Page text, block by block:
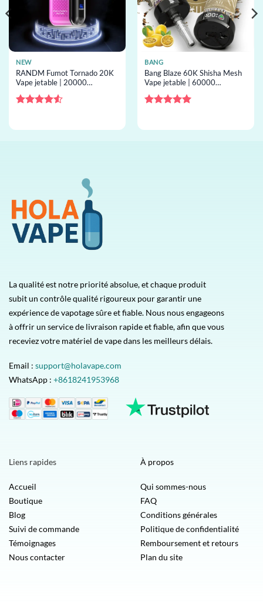
NEW
RANDM Fumot Tornado 20K
Vape jetable | 20000
résistance mesh, vape jetable
BANG
Bang Blaze 60K Shisha Mesh
Vape jetable | 60000
jetable en gros
La qualité est notre priorité absolue, et chaque produit
subit un contrôle qualité rigoureux pour garantir une
expérience de vapotage sûre et fiable. Nous nous engageons
à offrir un service de livraison rapide et fiable, afin que vous
receviez votre matériel de vape dans les meilleurs délais.
Email : support@holavape.com
WhatsApp : +8618241953968
Liens rapides
Accueil
Boutique
Blog
Suivi de commande
Témoignages
Nous contacter
À propos
Qui sommes-nous
FAQ
Conditions générales
Politique de confidentialité
Remboursement et retours
Plan du site